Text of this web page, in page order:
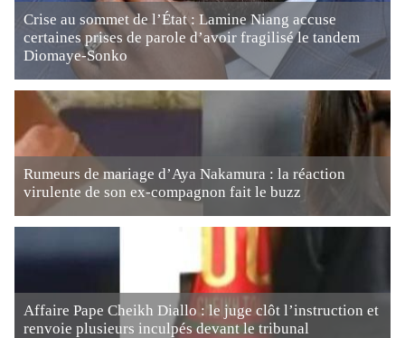
Crise au sommet de l’État : Lamine Niang accuse
certaines prises de parole d’avoir fragilisé le tandem
Diomaye-Sonko
Rumeurs de mariage d’Aya Nakamura : la réaction
virulente de son ex-compagnon fait le buzz
Affaire Pape Cheikh Diallo : le juge clôt l’instruction et
renvoie plusieurs inculpés devant le tribunal